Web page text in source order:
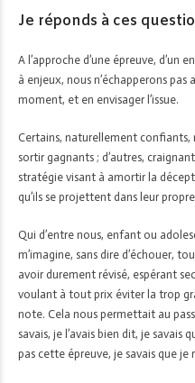
Je réponds à ces
A l’approche d’une épreuve, d’un
à enjeux, nous n’échapperons
moment, et en envisager l’issue.
Certains, naturellement
sortir gagnants ; d’autres,
stratégie visant à amortir la
qu’ils se projettent dans leur
Qui d’entre nous, enfant ou
m’imagine, sans dire d’échouer,
avoir durement révisé, espérant
voulant à tout prix éviter la trop
note. Cela nous permettait au
savais, je l’avais bien dit, je savais
pas cette épreuve, je savais que je